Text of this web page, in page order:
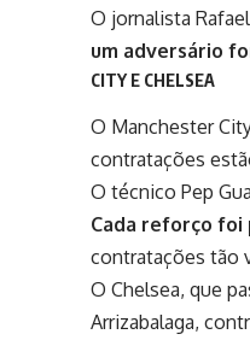
O jornalista
um adversário
CITY E CHELSEA
O Manchester
contratações
O técnicoPep
Cada reforço foi
contratações tão
O Chelsea, que
Arrizabalaga,